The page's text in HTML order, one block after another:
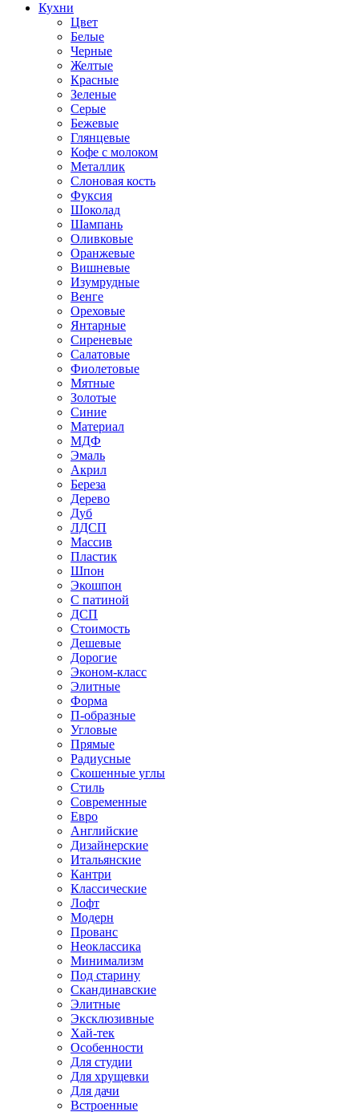
Кухни
Цвет
Белые
Черные
Желтые
Красные
Зеленые
Серые
Бежевые
Глянцевые
Кофе с молоком
Металлик
Слоновая кость
Фуксия
Шоколад
Шампань
Оливковые
Оранжевые
Вишневые
Изумрудные
Венге
Ореховые
Янтарные
Сиреневые
Салатовые
Фиолетовые
Мятные
Золотые
Синие
Материал
МДФ
Эмаль
Акрил
Береза
Дерево
Дуб
ЛДСП
Массив
Пластик
Шпон
Экошпон
С патиной
ДСП
Стоимость
Дешевые
Дорогие
Эконом-класс
Элитные
Форма
П-образные
Угловые
Прямые
Радиусные
Скошенные углы
Стиль
Современные
Евро
Английские
Дизайнерские
Итальянские
Кантри
Классические
Лофт
Модерн
Прованс
Неоклассика
Минимализм
Под старину
Скандинавские
Элитные
Эксклюзивные
Хай-тек
Особенности
Для студии
Для хрущевки
Для дачи
Встроенные